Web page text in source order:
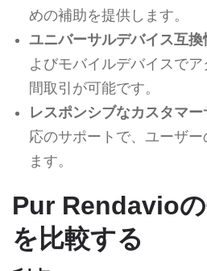
めの補助を提供します。
ユニバーサルデバイス互換
よびモバイルデバイスで
間取引が可能です。
レスポンシブなカスタマー
応のサポートで、ユーザ
ます。
Pur Rendavio
を比較する